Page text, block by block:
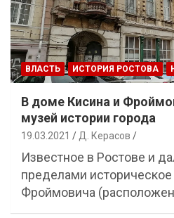
ВЛАСТЬ ИСТОРИЯ РОСТОВА
В доме Кисина и
музей истории города
19.03.2021 Д. Керасов
Известное в Ростове и
пределами
Фроймовича